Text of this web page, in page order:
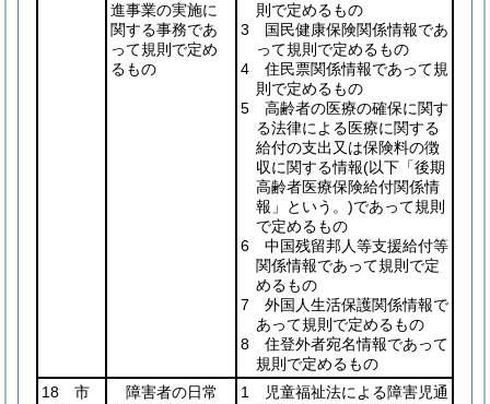
進事業の実施に
関する事務であ
って規則で定め
るもの
則で定めるもの
3 国民健康保険関係情報であ
って規則で定めるもの
4 住民票関係情報であって規
則で定めるもの
5 高齢者の医療の確保に関す
る法律による医療に関する
給付の支出又は保険料の徴
収に関する情報(以下「後期
高齢者医療保険給付関係情
報」という。)であって規則
で定めるもの
6 中国残留邦人等支援給付等
関係情報であって規則で定
めるもの
7 外国人生活保護関係情報で
あって規則で定めるもの
8 住登外者宛名情報であって
規則で定めるもの
18 市
障害者の日常
1 児童福祉法による障害児通